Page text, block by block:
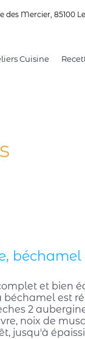
des Mercier, 85100
Cuisine
et bien
béchamel est
2
noix de
jusqu'à